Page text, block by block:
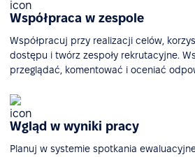
Współpraca w zespole
Współpracuj przy realizacji celów,
dostępu i twórz zespoły rekrutacyjne.
przeglądać, komentować i oceniać
Wgląd w wyniki pracy
Planuj w systemie spotkania